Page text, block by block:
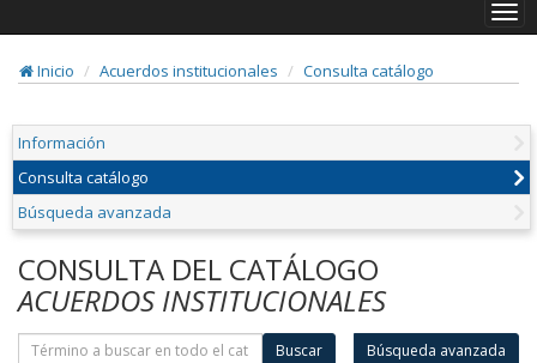
Inicio
Acuerdos institucionales Consulta catálogo
Información
Consulta catálogo
Búsqueda avanzada
CONSULTA DEL CATÁLOGO
ACUERDOS INSTITUCIONALES
Buscar Búsqueda avanzada